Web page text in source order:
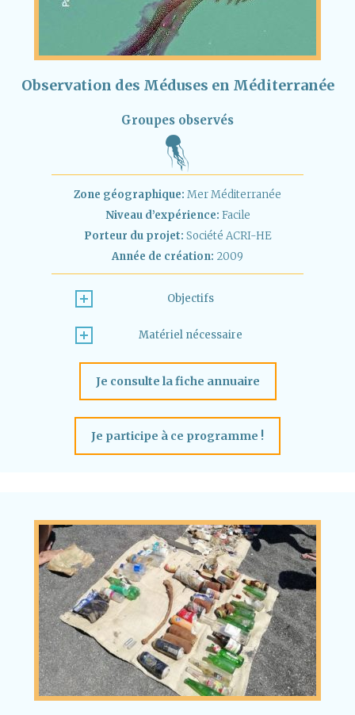
Observation des Méduses en Méditerranée
Groupes observés
Zone géographique: Mer Méditerranée
Niveau d’expérience: Facile
Porteur du projet: Société ACRI-HE
Année de création: 2009
Objectifs
Matériel nécessaire
Je consulte la fiche annuaire
Je participe à ce programme !